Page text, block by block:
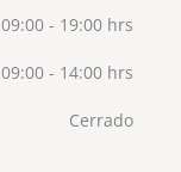
09:00 - 19:00 hrs
09:00 - 14:00 hrs
Cerrado